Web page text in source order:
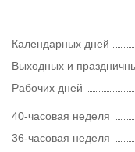
Календарных дней
Выходных и
Рабочих дней
40-часовая неделя
36-часовая неделя